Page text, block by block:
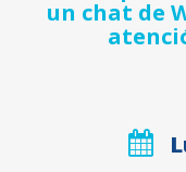
un chat de